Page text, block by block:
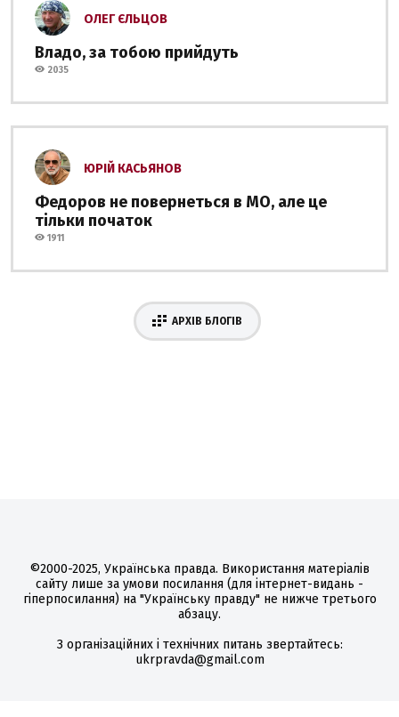
ОЛЕГ ЄЛЬЦОВ
Владо, за тобою прийдуть
2035
ЮРІЙ КАСЬЯНОВ
Федоров не повернеться в МО, але це
тільки початок
1911
АРХІВ БЛОГІВ
©2000-2025, Українська правда. Використання матеріалів
сайту лише за умови посилання (для інтернет-видань -
гіперпосилання) на "Українську правду" не нижче третього
абзацу.
З організаційних і технічних питань звертайтесь:
ukrpravda@gmail.com